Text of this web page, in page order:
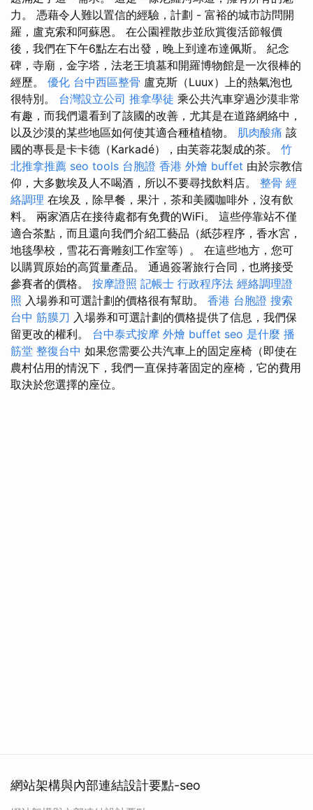
力。 憑藉令人難以置信的經驗，計劃 - 富裕的城市訪問開
羅，盧克索和阿蘇恩。 在公園裡散步並欣賞復活節報價
後，我們在下午6點左右出發，晚上到達布達佩斯。 紀念
碑，寺廟，金字塔，法老王墳墓和開羅博物館是一次很棒的
經歷。 優化 台中西區整骨 盧克斯（Luux）上的熱氣泡也
很特別。 台灣設立公司 推拿學徒 乘公共汽車穿過沙漠非常
有趣，而我們還看到了該國的改善，尤其是在道路網絡中，
以及沙漠的某些地區如何使其適合種植植物。 肌肉酸痛 該
國的專長是卡卡德（Karkadé），由芙蓉花製成的茶。 竹
北推拿推薦 seo tools 台胞證 香港 外燴 buffet 由於宗教信
仰，大多數埃及人不喝酒，所以不要尋找飲料店。 整骨 經
絡調理 在埃及，除早餐，果汁，茶和美國咖啡外，沒有飲
料。 兩家酒店在接待處都有免費的WiFi。 這些停靠站不僅
適合茶點，而且還向我們介紹工藝品（紙莎程序，香水宮，
地毯學校，雪花石膏雕刻工作室等）。 在這些地方，您可
以購買原始的高質量產品。 通過簽署旅行合同，也將接受
參賽者的價格。 按摩證照 記帳士 行政程序法 經絡調理證
照 入場券和可選計劃的價格很有幫助。 香港 台胞證 搜索
台中 筋膜刀 入場券和可選計劃的價格提供了信息，我們保
留更改的權利。 台中泰式按摩 外燴 buffet seo 是什麼 播
筋堂 整復台中 如果您需要公共汽車上的固定座椅（即使在
農村佔用的情況下，我們一直保持著固定的座椅，它的費用
取決於您選擇的座位。
網站架構與內部連結設計要點-seo